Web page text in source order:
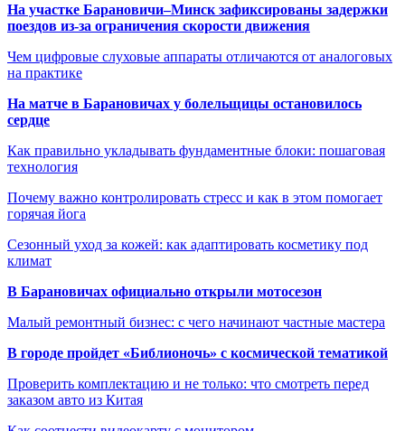
На участке Барановичи–Минск зафиксированы задержки
поездов из-за ограничения скорости движения
Чем цифровые слуховые аппараты отличаются от аналоговых
на практике
На матче в Барановичах у болельщицы остановилось
сердце
Как правильно укладывать фундаментные блоки: пошаговая
технология
Почему важно контролировать стресс и как в этом помогает
горячая йога
Сезонный уход за кожей: как адаптировать косметику под
климат
В Барановичах официально открыли мотосезон
Малый ремонтный бизнес: с чего начинают частные мастера
В городе пройдет «Библионочь» с космической тематикой
Проверить комплектацию и не только: что смотреть перед
заказом авто из Китая